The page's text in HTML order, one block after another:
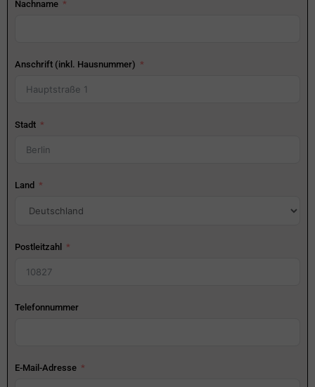
Nachname
Anschrift (inkl. Hausnummer)
Stadt
Land
Postleitzahl
Telefonnummer
E-Mail-Adresse